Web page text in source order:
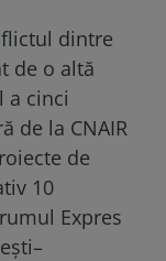
dintre
de o altă
a cinci
de la CNAIR
de
10
Expres